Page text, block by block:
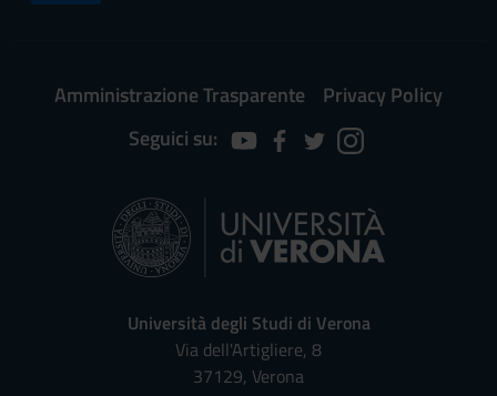
Amministrazione Trasparente
Privacy Policy
Seguici su:
Università degli Studi di Verona
Via dell'Artigliere, 8
37129, Verona